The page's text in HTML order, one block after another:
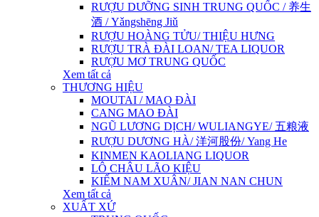
RƯỢU DƯỠNG SINH TRUNG QUỐC / 养生
酒 / Yǎngshēng Jiǔ
RƯỢU HOÀNG TỬU/ THIỆU HƯNG
RƯỢU TRÀ ĐÀI LOAN/ TEA LIQUOR
RƯỢU MƠ TRUNG QUỐC
Xem tất cả
THƯƠNG HIỆU
MOUTAI / MAO ĐÀI
CANG MAO ĐÀI
NGŨ LƯƠNG DỊCH/ WULIANGYE/ 五粮液
RƯỢU DƯƠNG HÀ/ 洋河股份/ Yang He
KINMEN KAOLIANG LIQUOR
LÔ CHÂU LÃO KIỆU
KIẾM NAM XUÂN/ JIAN NAN CHUN
Xem tất cả
XUẤT XỨ